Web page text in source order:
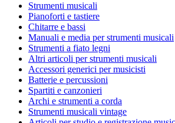
Strumenti musicali
Pianoforti e tastiere
Chitarre e bassi
Manuali e media per strumenti musicali
Strumenti a fiato legni
Altri articoli per strumenti musicali
Accessori generici per musicisti
Batterie e percussioni
Spartiti e canzonieri
Archi e strumenti a corda
Strumenti musicali vintage